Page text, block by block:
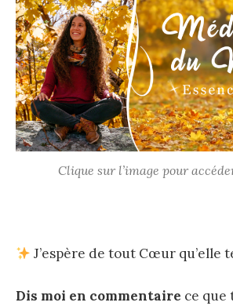
Clique sur l’image pour
J’espère de tout Cœur qu’elle
Dis moi en commentaire ce que